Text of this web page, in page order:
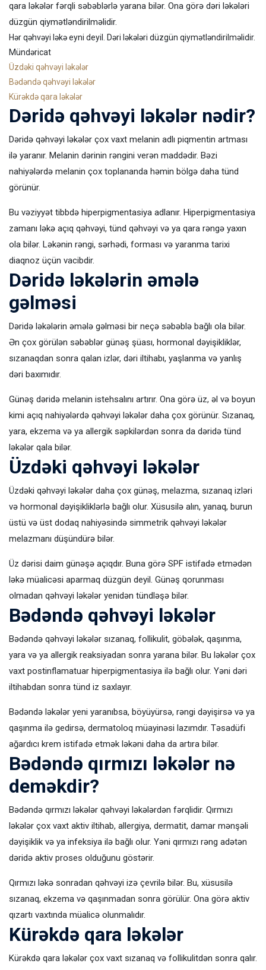
qara ləkələr fərqli səbəblərlə yarana bilər. Ona görə dəri ləkələri
düzgün qiymətləndirilməlidir.
Hər qəhvəyi ləkə eyni deyil. Dəri ləkələri düzgün qiymətləndirilməlidir.
Mündəricat
Üzdəki qəhvəyi ləkələr
Bədəndə qəhvəyi ləkələr
Kürəkdə qara ləkələr
Dəridə qəhvəyi ləkələr nədir?
Dəridə qəhvəyi ləkələr çox vaxt melanin adlı piqmentin artması
ilə yaranır. Melanin dərinin rəngini verən maddədir. Bəzi
nahiyələrdə melanin çox toplananda həmin bölgə daha tünd
görünür.
Bu vəziyyət tibbdə hiperpigmentasiya adlanır. Hiperpigmentasiya
zamanı ləkə açıq qəhvəyi, tünd qəhvəyi və ya qara rəngə yaxın
ola bilər. Ləkənin rəngi, sərhədi, forması və yaranma tarixi
diaqnoz üçün vacibdir.
Dəridə ləkələrin əmələ
gəlməsi
Dəridə ləkələrin əmələ gəlməsi bir neçə səbəblə bağlı ola bilər.
Ən çox görülən səbəblər günəş şüası, hormonal dəyişikliklər,
sızanaqdan sonra qalan izlər, dəri iltihabı, yaşlanma və yanlış
dəri baxımıdır.
Günəş dəridə melanin istehsalını artırır. Ona görə üz, əl və boyun
kimi açıq nahiyələrdə qəhvəyi ləkələr daha çox görünür. Sızanaq,
yara, ekzema və ya allergik səpkilərdən sonra da dəridə tünd
ləkələr qala bilər.
Üzdəki qəhvəyi ləkələr
Üzdəki qəhvəyi ləkələr daha çox günəş, melazma, sızanaq izləri
və hormonal dəyişikliklərlə bağlı olur. Xüsusilə alın, yanaq, burun
üstü və üst dodaq nahiyəsində simmetrik qəhvəyi ləkələr
melazmanı düşündürə bilər.
Üz dərisi daim günəşə açıqdır. Buna görə SPF istifadə etmədən
ləkə müalicəsi aparmaq düzgün deyil. Günəş qorunması
olmadan qəhvəyi ləkələr yenidən tündləşə bilər.
Bədəndə qəhvəyi ləkələr
Bədəndə qəhvəyi ləkələr sızanaq, follikulit, göbələk, qaşınma,
yara və ya allergik reaksiyadan sonra yarana bilər. Bu ləkələr çox
vaxt postinflamatuar hiperpigmentasiya ilə bağlı olur. Yəni dəri
iltihabdan sonra tünd iz saxlayır.
Bədəndə ləkələr yeni yaranıbsa, böyüyürsə, rəngi dəyişirsə və ya
qaşınma ilə gedirsə, dermatoloq müayinəsi lazımdır. Təsadüfi
ağardıcı krem istifadə etmək ləkəni daha da artıra bilər.
Bədəndə qırmızı ləkələr nə
deməkdir?
Bədəndə qırmızı ləkələr qəhvəyi ləkələrdən fərqlidir. Qırmızı
ləkələr çox vaxt aktiv iltihab, allergiya, dermatit, damar mənşəli
dəyişiklik və ya infeksiya ilə bağlı olur. Yəni qırmızı rəng adətən
dəridə aktiv proses olduğunu göstərir.
Qırmızı ləkə sonradan qəhvəyi izə çevrilə bilər. Bu, xüsusilə
sızanaq, ekzema və qaşınmadan sonra görülür. Ona görə aktiv
qızartı vaxtında müalicə olunmalıdır.
Kürəkdə qara ləkələr
Kürəkdə qara ləkələr çox vaxt sızanaq və follikulitdən sonra qalır.